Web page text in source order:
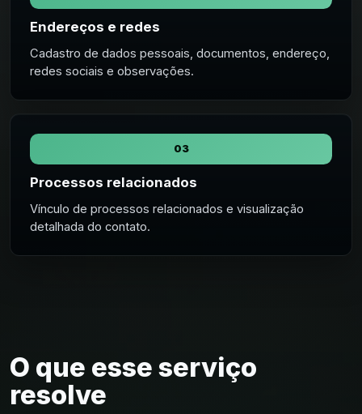
Endereços e redes
Cadastro de dados pessoais, documentos, endereço,
redes sociais e observações.
03
Processos relacionados
Vínculo de processos relacionados e visualização
detalhada do contato.
O que esse serviço
resolve